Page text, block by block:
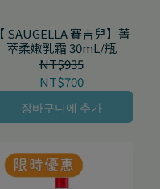
【 SAUGELLA 賽吉兒】菁
萃柔嫩乳霜 30mL/瓶
NT$700
NT$935
장바구니에 추가